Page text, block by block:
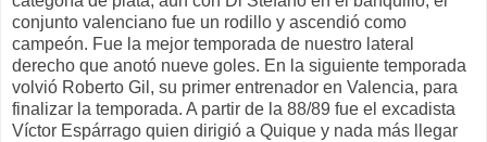
conjunto valenciano fue un rodillo y ascendió como
campeón. Fue la mejor temporada de nuestro lateral
derecho que anotó nueve goles. En la siguiente temporada
volvió Roberto Gil, su primer entrenador en Valencia, para
finalizar la temporada. A partir de la 88/89 fue el excadista
Víctor Espárrago quien dirigió a Quique y nada más llegar